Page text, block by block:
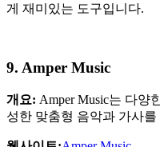
게 재미있는 도구입니다.
9. Amper Music
개요: Amper Music는 다양
성한 맞춤형 음악과 가사